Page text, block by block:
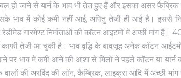
हो जाने से यार्न के भाव भी तेज हुए हैं और इसका असर
भाव में कोई कमी नहीं आई, अपितु तेजी ही आई है। इससे
गारमेण्ट निर्माताओं की कॉटन आइटमों में अच्छी मांग
तेजी आ चुकी है। भाव वृद्धि के बावजूद अनेक कॉटन आईटमों
पर भाव में कमी आने की आशा से मिलों ने पहले कॉटन या यार्न
की अरविंद की लॉन, कैम्ब्रिक, लाइक्रा आदि में अच्छी